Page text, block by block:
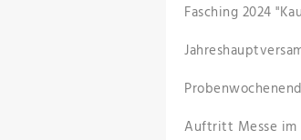
Fasching 2024
Auftritt Messe im